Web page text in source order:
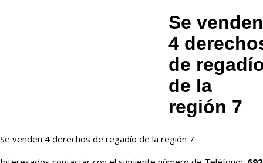
Se venden
4
de
de la
región 7
Se venden 4 derechos de regadío de la región 7